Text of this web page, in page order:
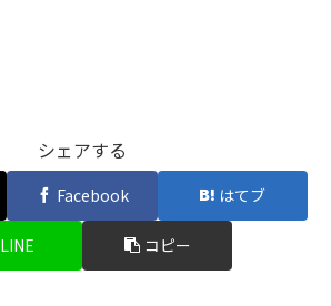
シェアする
Facebook はてブ
LINE コピー